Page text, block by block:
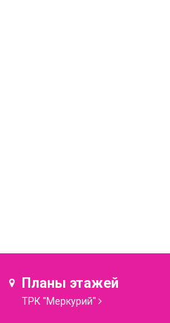
Планы этажей
ТРК "Меркурий"